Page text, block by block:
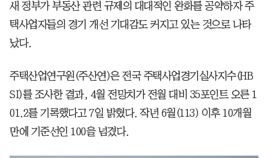
새 정부가 부동산 관련 규제의 대대적인 완화를 공약하자 주
택사업자들의 경기 개선 기대감도 커지고 있는 것으로 나타
났다.
주택산업연구원(주산연)은 전국 주택사업경기실사지수(HB
SI)를 조사한 결과, 4월 전망치가 전월 대비 35포인트 오른 1
01.2를 기록했다고 7일 밝혔다. 작년 6월(113) 이후 10개월
만에 기준선인 100을 넘겼다.